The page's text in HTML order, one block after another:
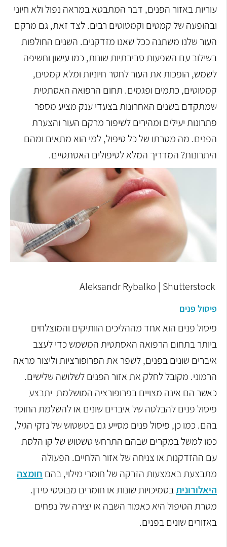
עוריות באזור הפנים, דבר המתבטא במראה נפול ולא חיוני
ובהופעה של קמטים וקמטוטים רבים. לצד זאת, גם מרקם
העור שלנו משתנה ככל שאנו מזדקנים. השנים החולפות
בשילוב עם השפעות סביבתיות שונות, כמו עישון וחשיפה
לשמש, הופכות את העור לחסר חיוניות ומלא קמטים,
קמטוטים, כתמים ופגמים. תחום הרפואה האסתטית
שמתקדם בשנים האחרונות בצעדי ענק מציע מספר
פתרונות יעילים ומהירים לשיפור מרקם העור והצערת
הפנים. מה מטרתו של כל טיפול, למי הוא מתאים ומהם
היתרונות? המדריך המלא לטיפולים האסתטיים.
פיסול פנים
פיסול פנים הוא אחד מההליכים הוותיקים והמוצלחים
ביותר בתחום הרפואה האסתטית המשמש כדי לעצב
איברים שונים בפנים, לשפר את הפרופורציות וליצור מראה
הרמוני. מקובל לחלק את אזור הפנים לשלושה שלישים.
כאשר הם אינה מצויים בפרופורציה המושלמת יתבצע
פיסול פנים להבלטה של איברים שונים או להשלמת החוסר
בהם. כמו כן, פיסול פנים מסייע גם בטשטוש של נזקי הגיל,
כמו למשל במקרים שבהם התרחש טשטוש של קו הלסת
עם ההזדקנות או צניחה של אזור הלחיים. הפעולה
מתבצעת באמצעות הזרקה של חומרי מילוי, בהם חומצה
היאלורוניתבסמיכויות שונות או חומרים מבוססי סידן.
מטרת הטיפול היא כאמור השבה או יצירה של נפחים
באזורים שונים בפנים.